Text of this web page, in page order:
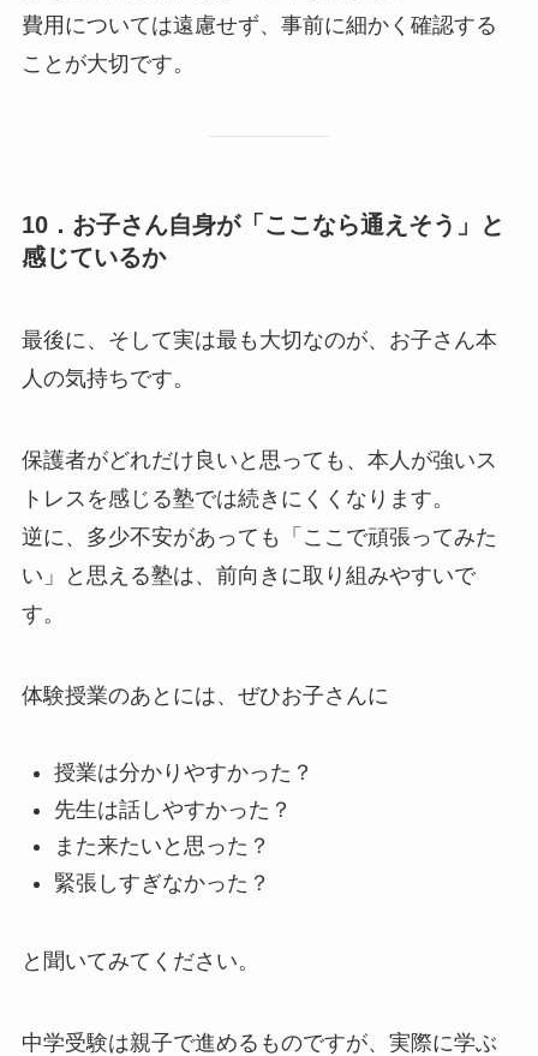
費用については遠慮せず、事前に細かく確認する
ことが大切です。
10．お子さん自身が「ここなら通えそう」と
感じているか
最後に、そして実は最も大切なのが、お子さん本
人の気持ちです。
保護者がどれだけ良いと思っても、本人が強いス
トレスを感じる塾では続きにくくなります。
逆に、多少不安があっても「ここで頑張ってみた
い」と思える塾は、前向きに取り組みやすいで
す。
体験授業のあとには、ぜひお子さんに
授業は分かりやすかった？
先生は話しやすかった？
また来たいと思った？
緊張しすぎなかった？
と聞いてみてください。
中学受験は親子で進めるものですが、実際に学ぶ